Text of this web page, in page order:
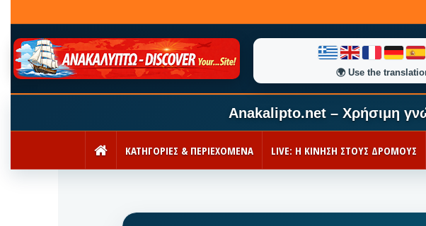
🌍Use the
Anakalipto.net – Χρήσιμη
ΑΡΧΙΚΉΚΑΤΗΓΟΡΙΕΣ & ΠΕΡΙΕΧΟΜΕΝΑ LIVE: Η ΚΙΝΗΣΗ ΣΤΟΥΣ ΔΡΟΜΟΥΣ